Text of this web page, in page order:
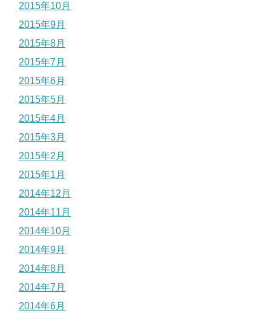
2015年10月
2015年9月
2015年8月
2015年7月
2015年6月
2015年5月
2015年4月
2015年3月
2015年2月
2015年1月
2014年12月
2014年11月
2014年10月
2014年9月
2014年8月
2014年7月
2014年6月